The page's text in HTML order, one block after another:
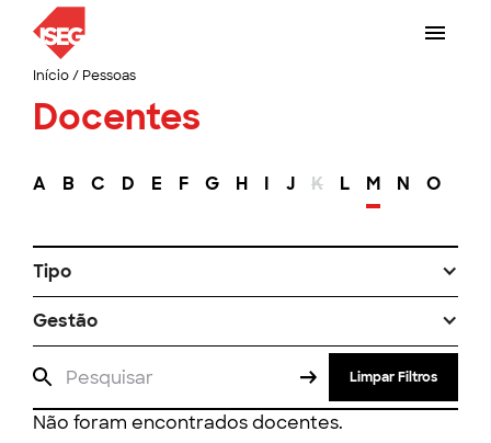
Início/ Pessoas
Docentes
A B C D E F G H I J K L M N O
Tipo
Gestão
Limpar Filtros
Não foram encontrados docentes.